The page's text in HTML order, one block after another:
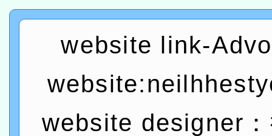
程
「數位內容與教學軟體線
t」
有關大陸委員會函釋公務
赴陸應申請許可一案
轉知經濟部水利署委託財
website link-
website designer